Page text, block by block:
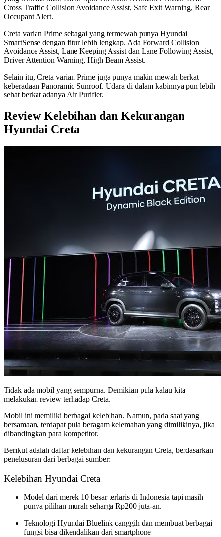
Cross Traffic Collision Avoidance Assist, Safe Exit Warning, Rear
Occupant Alert.
Creta varian Prime sebagai yang termewah punya Hyundai
SmartSense dengan fitur lebih lengkap. Ada Forward Collision
Avoidance Assist, Lane Keeping Assist dan Lane Following Assist,
Driver Attention Warning, High Beam Assist.
Selain itu, Creta varian Prime juga punya makin mewah berkat
keberadaan Panoramic Sunroof. Udara di dalam kabinnya pun lebih
sehat berkat adanya Air Purifier.
Review Kelebihan dan Kekurangan
Hyundai Creta
Tidak ada mobil yang sempurna. Demikian pula kalau kita
melakukan review terhadap Creta.
Mobil ini memiliki berbagai kelebihan. Namun, pada saat yang
bersamaan, terdapat pula beragam kelemahan yang dimilikinya, jika
dibandingkan para kompetitor.
Berikut adalah daftar kelebihan dan kekurangan Creta, berdasarkan
penelusuran dari berbagai sumber:
Kelebihan Hyundai Creta
Model dari merek 10 besar terlaris di Indonesia tapi masih
punya pilihan murah seharga Rp200 juta-an.
Teknologi Hyundai Bluelink canggih dan membuat berbagai
fungsi bisa dikendalikan dari smartphone